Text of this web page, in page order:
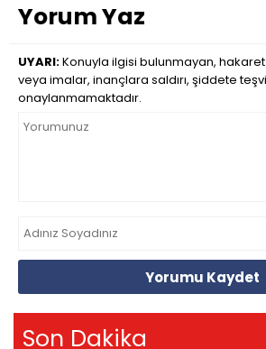
Yorum Yaz
UYARI:Konuyla ilgisi bulunmayan,
veya imalar, inançlara saldırı, şiddete
onaylanmamaktadır.
Yorumu Kaydet
Son Dakika